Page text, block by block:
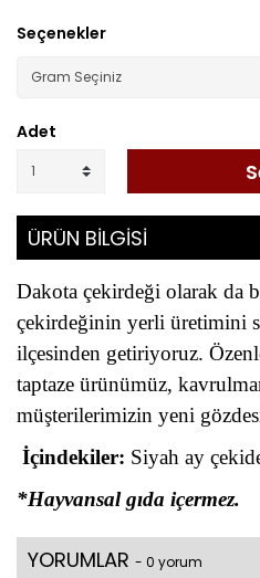
Seçenekler
Adet
ÜRÜN BİLGİSİ
Dakota çekirdeği olarak da
çekirdeğinin yerli üretimini
ilçesinden getiriyoruz.
taptaze ürünümüz,
müşterilerimizin yeni
İçindekiler: Siyah ay
*Hayvansal gıda içermez.
YORUMLAR - 0 yorum